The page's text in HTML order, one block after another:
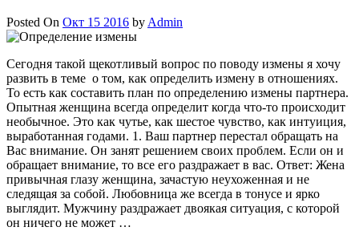
Posted On Окт 15 2016 by Admin
Сегодня такой щекотливый вопрос по поводу измены я хочу
развить в теме о том, как определить измену в отношениях.
То есть как составить план по определению измены партнера.
Опытная женщина всегда определит когда что-то происходит
необычное. Это как чутье, как шестое чувство, как интуиция,
выработанная годами. 1. Ваш партнер перестал обращать на
Вас внимание. Он занят решением своих проблем. Если он и
обращает внимание, то все его раздражает в вас. Ответ: Жена
привычная глазу женщина, зачастую неухоженная и не
следящая за собой. Любовница же всегда в тонусе и ярко
выглядит. Мужчину раздражает двоякая ситуация, с которой
он ничего не может …